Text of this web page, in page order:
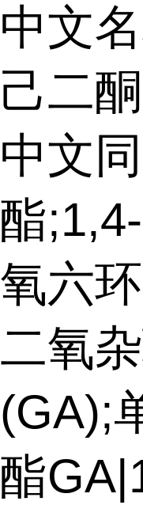
中文
己二酮
中文
酯
氧六
二氧
(GA);
酯